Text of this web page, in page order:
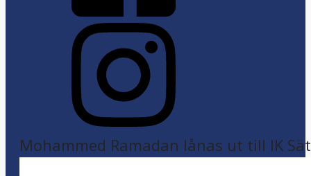
Mohammed Ramadan lånas ut till IK